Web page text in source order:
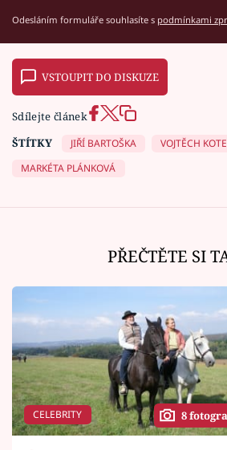
Odesláním formuláře souhlasíte s podmínkami
VSTOUPIT DO DISKUZE
Sdílejte článek
ŠTÍTKY
JIŘÍ BARTOŠKA VOJTĚCH
MARKÉTA PLÁNKOVÁ
PŘEČTĚTE SI
CELEBRITY 8